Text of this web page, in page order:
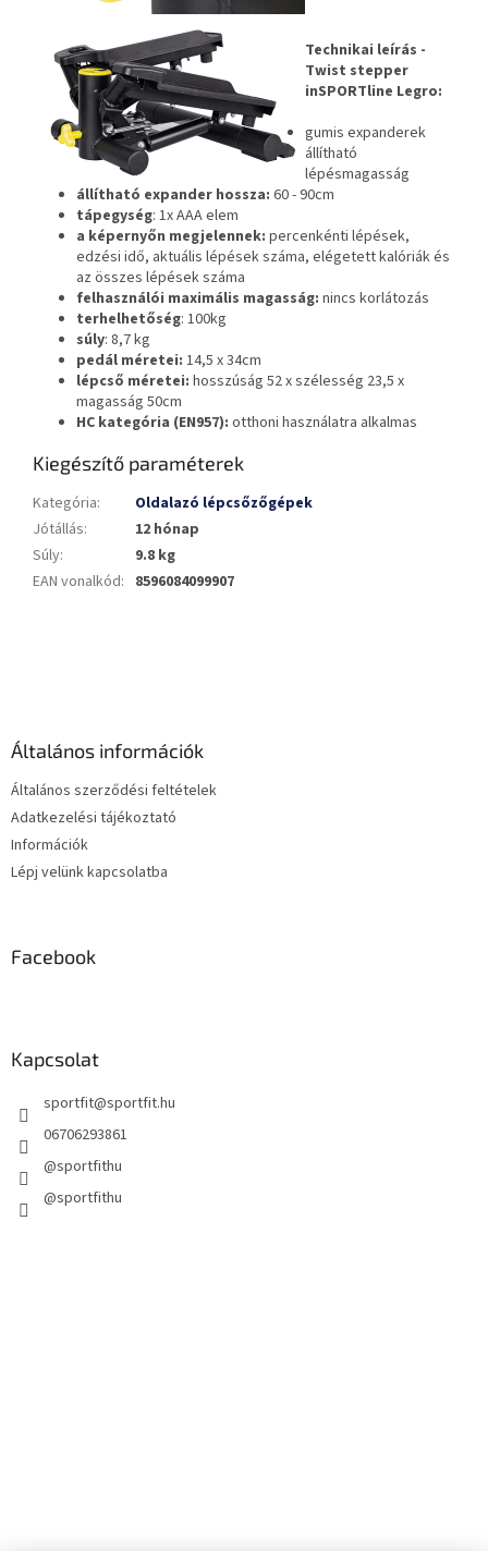
Technikai leírás -
Twist stepper
inSPORTline Legro:
gumis expanderek
állítható
lépésmagasság
állítható expander hossza: 60 - 90cm
tápegység: 1x AAA elem
a képernyőn megjelennek: percenkénti lépések,
edzési idő, aktuális lépések száma, elégetett kalóriák és
az összes lépések száma
felhasználói maximális magasság: nincs korlátozás
terhelhetőség: 100kg
súly: 8,7 kg
pedál méretei: 14,5 x 34cm
lépcső méretei: hosszúság 52 x szélesség 23,5 x
magasság 50cm
HC kategória (EN957): otthoni használatra alkalmas
Kiegészítő paraméterek
Kategória:
Oldalazó lépcsőzőgépek
Jótállás:
12 hónap
Súly:
9.8 kg
EAN vonalkód: 8596084099907
Általános információk
Általános szerződési feltételek
Adatkezelési tájékoztató
Információk
Lépj velünk kapcsolatba
Facebook
Kapcsolat
sportfit@sportfit.hu
06706293861
@sportfithu
@sportfithu